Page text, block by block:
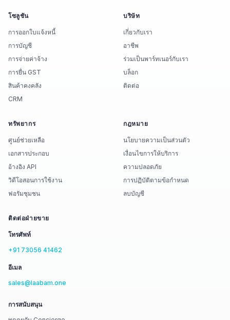
โซลูชัน
การออกใบแจ้งหนี้
การบัญชี
การจ่ายค่าจ้าง
การยื่น GST
สินค้าคงคลัง
CRM
บริษัท
เกี่ยวกับเรา
อาชีพ
ร่วมเป็นพาร์ทเนอร์กับเรา
บล็อก
ติดต่อ
ทรัพยากร
ศูนย์ช่วยเหลือ
เอกสารประกอบ
อ้างอิง API
วิดีโอสอนการใช้งาน
ฟอรัมชุมชน
กฎหมาย
นโยบายความเป็นส่วนตัว
เงื่อนไขการให้บริการ
ความปลอดภัย
การปฏิบัติตามข้อกำหนด
ลบบัญชี
ติดต่อฝ่ายขาย
โทรศัพท์
+91 73056 41462
อีเมล
sales@laabam.one
การสนับสนุน